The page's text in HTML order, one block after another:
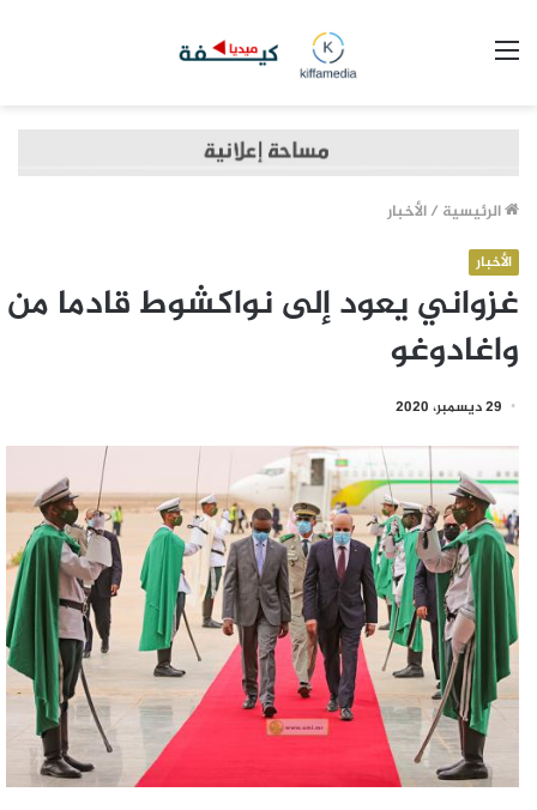
الرئيسية /الأخبار
الأخبار
غزواني يعود إلى نواكشوط قادما من
واغادوغو
29 ديسمبر، 2020